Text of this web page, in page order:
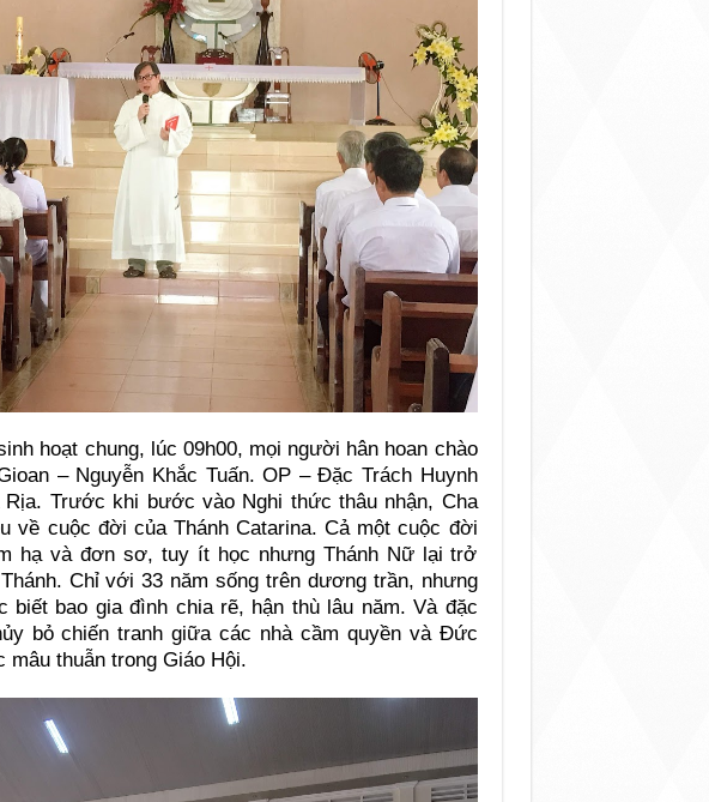
hoạt chung, lúc 09h00, mọi người hân hoan chào
– Nguyễn Khắc Tuấn. OP – Đặc Trách Huynh
Trước khi bước vào Nghi thức thâu nhận, Cha
về cuộc đời của Thánh Catarina. Cả một cuộc đời
hạ và đơn sơ, tuy ít học nhưng Thánh Nữ lại trở
Chỉ với 33 năm sống trên dương trần, nhưng
biết bao gia đình chia rẽ, hận thù lâu năm. Và đặc
bỏ chiến tranh giữa các nhà cầm quyền và Đức
thuẫn trong Giáo Hội.